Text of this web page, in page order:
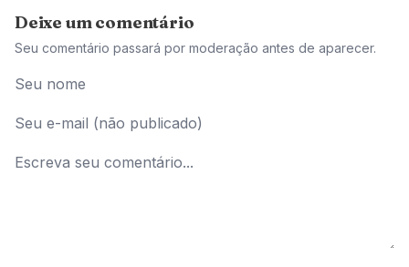
Deixe um comentário
Seu comentário passará por moderação antes de aparecer.